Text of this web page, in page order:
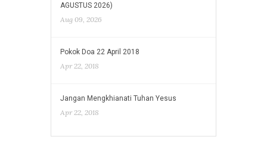
AGUSTUS 2026)
Aug 09, 2026
Pokok Doa 22 April 2018
Apr 22, 2018
Jangan Mengkhianati Tuhan Yesus
Apr 22, 2018